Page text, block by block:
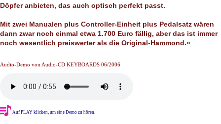
Döpfer anbieten, das auch optisch perfekt passt.
Mit zwei Manualen plus Controller-Einheit plus Pedalsatz wären
dann zwar noch einmal etwa 1.700 Euro fällig, aber das ist immer
noch wesentlich preiswerter als die Original-Hammond.»
Audio-Demo von Audio-CD KEYBOARDS 06/2006
Auf PLAY klicken, um eine Demo zu hören.